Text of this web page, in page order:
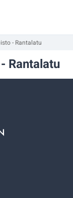
- Rantalatu
Rantalatu